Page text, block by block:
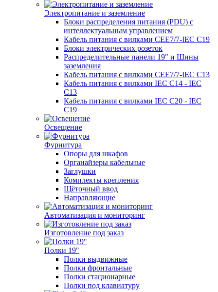
Электропитание и заземление
Блоки распределения питания (PDU) с
интеллектуальным управлением
Кабель питания с вилками CEE7/7-IEC C19
Блоки электрических розеток
Распределительные панели 19" и Шины
заземления
Кабель питания с вилками CEE7/7-IEC C13
Кабель питания с вилками IEC C14 - IEC
C13
Кабель питания с вилками IEC C20 - IEC
C19
Освещение
Фурнитура
Опоры для шкафов
Органайзеры кабельные
Заглушки
Комплекты крепления
Щёточный ввод
Направляющие
Автоматизация и мониторинг
Изготовление под заказ
Полки 19"
Полки выдвижные
Полки фронтальные
Полки стационарные
Полки под клавиатуру